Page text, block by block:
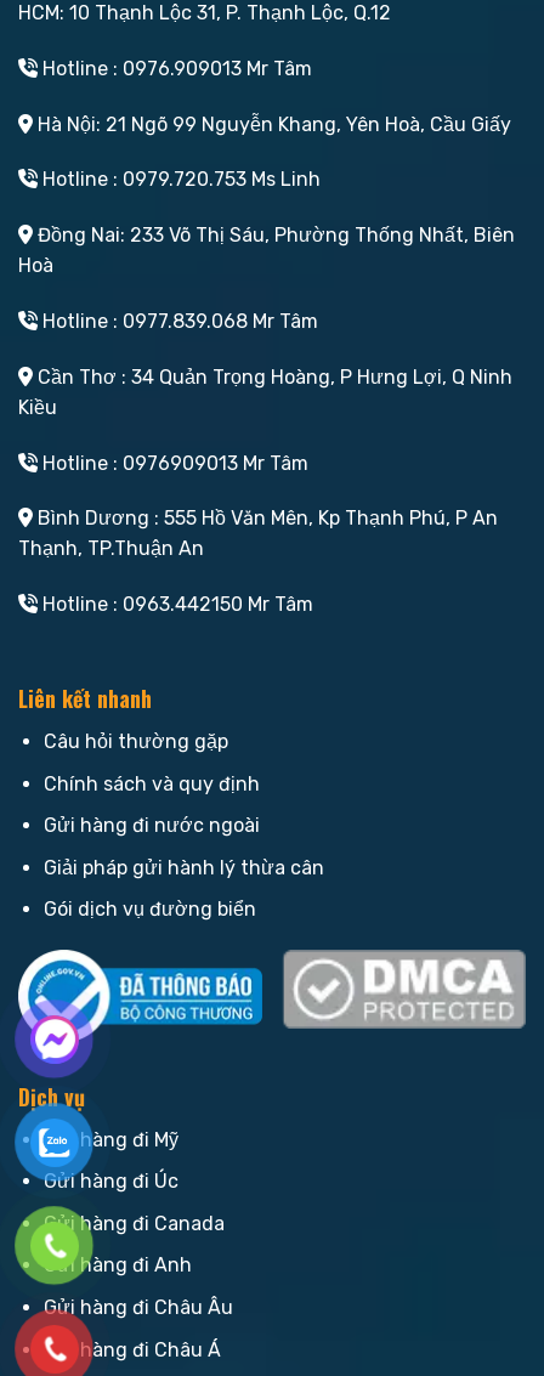
HCM: 10 Thạnh Lộc 31, P. Thạnh Lộc, Q.12
Hotline : 0976.909013 Mr Tâm
Hà Nội: 21 Ngõ 99 Nguyễn Khang, Yên Hoà, Cầu Giấy
Hotline : 0979.720.753 Ms Linh
Đồng Nai: 233 Võ Thị Sáu, Phường Thống Nhất, Biên
Hoà
Hotline : 0977.839.068 Mr Tâm
Cần Thơ : 34 Quản Trọng Hoàng, P Hưng Lợi, Q Ninh
Kiều
Hotline : 0976909013 Mr Tâm
Bình Dương : 555 Hồ Văn Mên, Kp Thạnh Phú, P An
Thạnh, TP.Thuận An
Hotline : 0963.442150 Mr Tâm
Liên kết nhanh
Câu hỏi thường gặp
Chính sách và quy định
Gửi hàng đi nước ngoài
Giải pháp gửi hành lý thừa cân
Gói dịch vụ đường biển
Dịch vụ
Gửi hàng đi Mỹ
Gửi hàng đi Úc
Gửi hàng đi Canada
Gửi hàng đi Anh
Gửi hàng đi Châu Âu
Gửi hàng đi Châu Á